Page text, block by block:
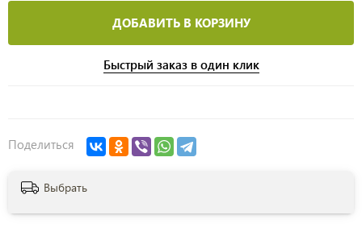
ДОБАВИТЬ В КОРЗИНУ
Быстрый заказ в один клик
Поделиться
Выбрать